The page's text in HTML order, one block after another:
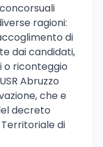
ragioni:
di
dai candidati,
o riconteggio
Abruzzo
che e
decreto
di